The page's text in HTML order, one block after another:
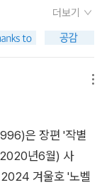
의 흉터가 아니라,
었다고. 아기 부
를 극복하는 것도,
도 결국 내 마음
영원할 수 없다.
붉은 꽃 속에서
서 연등회를 본다.
연등회에서 선
살고 있다는 게
했다. 그것은 당연
옮겨 적었던 문
내게 들어왔다.
않으려 안간힘
간」과 「파란 돌」
으로 돌아갈까? 불
이제까지 감춰왔
때문에 눈물을 흘
켜낼 수 있을까?
불행한 사건과
니었나? 말이 없
그 헤아려지는
것은 아닌가? 자
가나 미술가 등
. 이러다 특정 직
라고 할 수 있다.
린시절을 보낸다.
더 의식해서 타인
차갑기만 했다. 아
했으면서도 타인
더보기
은 장편 '작별
년6월) 사
겨울호 '노벨